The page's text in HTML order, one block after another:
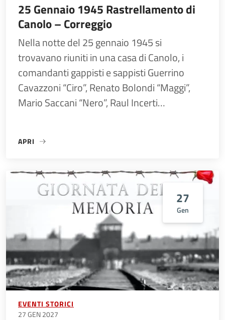
25 Gennaio 1945 Rastrellamento di
Canolo – Correggio
Nella notte del 25 gennaio 1945 si
trovavano riuniti in una casa di Canolo, i
comandanti gappisti e sappisti Guerrino
Cavazzoni “Ciro”, Renato Bolondi “Maggi”,
Mario Saccani “Nero”, Raul Incerti…
APRI
«25 GENNAIO 1945 RASTRELLAMENTO DI CANOLO –
27
Gen
EVENTI STORICI
27 GEN 2027